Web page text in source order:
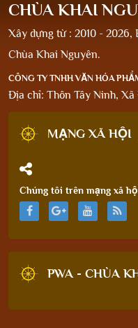
CHÙA KHAI
Xây dựng từ : 2010 -
Chùa Khai Nguyên.
CÔNG TY TNHH VĂN HÓA
Địa chỉ: Thôn Tây Ninh, Xã
MẠNG XÃ HỘI
Chúng tôi trên mạng xã
PWA - CHÙA